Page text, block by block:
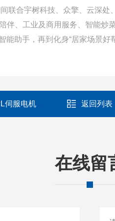
联合宇树科技、众擎、云深
伴、工业及商用服务、智能
能助手，再到化身“居家场景
伺服电机 返回列表
在线留